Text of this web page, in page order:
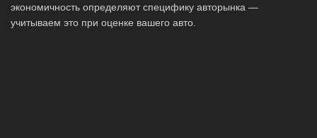
экономичность определяют специфику авторынка —
учитываем это при оценке вашего авто.